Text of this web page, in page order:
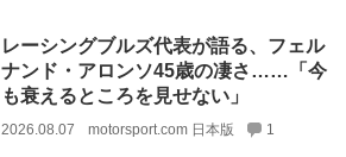
レーシングブルズ代表が語る、フェル
ナンド・アロンソ45歳の凄さ……「今
も衰えるところを見せない」
2026.08.07 motorsport.com 日本版 1